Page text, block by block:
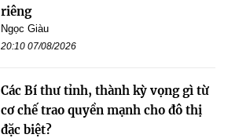
riêng
Ngọc Giàu
20:10 07/08/2026
Các Bí thư tỉnh, thành kỳ vọng gì từ
cơ chế trao quyền mạnh cho đô thị
đặc biệt?